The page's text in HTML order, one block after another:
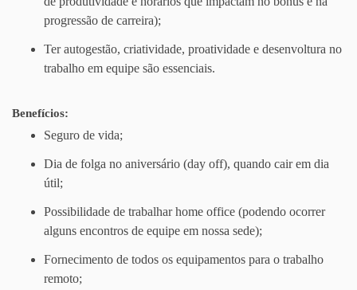
progressão de carreira);
Ter autogestão, criatividade, proatividade e desenvoltura no
trabalho em equipe são essenciais.
Benefícios:
Seguro de vida;
Dia de folga no aniversário (day off), quando cair em dia
útil;
Possibilidade de trabalhar home office (podendo ocorrer
alguns encontros de equipe em nossa sede);
Fornecimento de todos os equipamentos para o trabalho
remoto;